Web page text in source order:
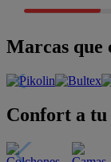
Marcas que
Confort a tu